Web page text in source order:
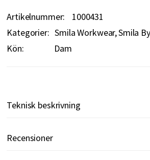
Artikelnummer
1000431
Kategorier: Smila Workwear Smila
Kön:
Dam
Teknisk beskrivning
Recensioner